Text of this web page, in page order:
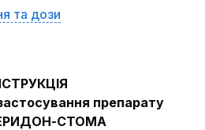
та дози
препарату
СТОМА